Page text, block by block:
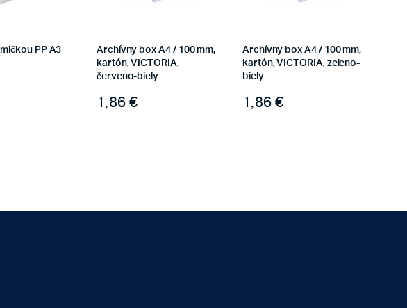
PP A3
Archívny box A4 / 100 mm,
kartón, VICTORIA,
červeno-biely
1,86€
Archívny box A4 / 100 mm,
kartón, VICTORIA, zeleno-
biely
1,86€